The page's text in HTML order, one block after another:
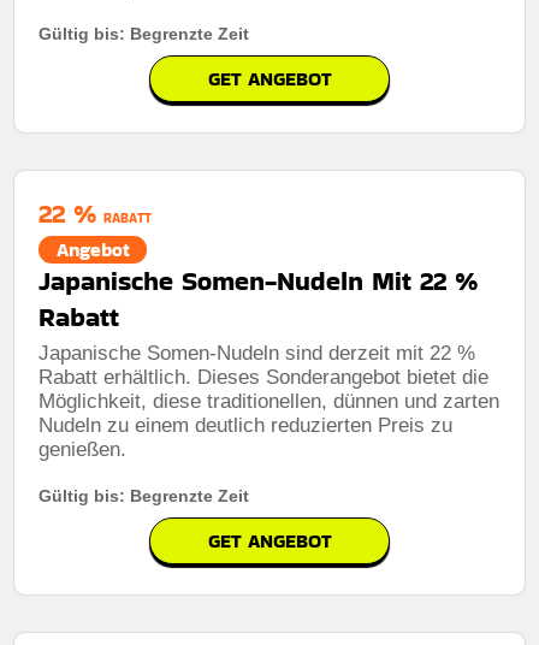
Gültig bis: Begrenzte Zeit
GET ANGEBOT
22 % RABATT
Angebot
Japanische Somen-Nudeln Mit 22 %
Rabatt
Japanische Somen-Nudeln sind derzeit mit 22 %
Rabatt erhältlich. Dieses Sonderangebot bietet die
Möglichkeit, diese traditionellen, dünnen und zarten
Nudeln zu einem deutlich reduzierten Preis zu
genießen.
Gültig bis: Begrenzte Zeit
GET ANGEBOT